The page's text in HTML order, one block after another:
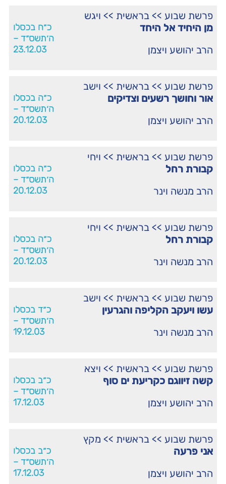
פרשת שבוע >> בראשית >> ויגש
מן היחיד אל היחד
הרב יהושע ויצמן
כ״ח בכסלו
ה׳תשס״ד –
23.12.03
פרשת שבוע >> בראשית >> וישב
אור וחושך רשעים וצדיקים
הרב יהושע ויצמן
כ״ה בכסלו
ה׳תשס״ד –
20.12.03
פרשת שבוע >> בראשית >> ויחי
קבורת רחל
הרב מנשה וינר
כ״ה בכסלו
ה׳תשס״ד –
20.12.03
פרשת שבוע >> בראשית >> ויחי
קבורת רחל
הרב מנשה וינר
כ״ה בכסלו
ה׳תשס״ד –
20.12.03
פרשת שבוע >> בראשית >> וישב
עשו ויעקב הקליפה והגרעין
הרב מנשה וינר
כ״ד בכסלו
ה׳תשס״ד –
19.12.03
פרשת שבוע >> בראשית >> ויצא
קשה זיווגם כקריעת ים סוף
הרב יהושע ויצמן
כ״ב בכסלו
ה׳תשס״ד –
17.12.03
פרשת שבוע >> בראשית >> מקץ
אני פרעה
הרב יהושע ויצמן
כ״ב בכסלו
ה׳תשס״ד –
17.12.03